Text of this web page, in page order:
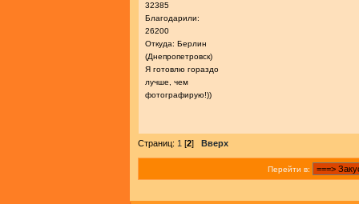
32385
Благодарили:
26200
Откуда: Берлин
(Днепропетровск)
Я готовлю гораздо
лучше, чем
фотографирую!))
Страниц: 1 [2] Вверх
Перейти в: